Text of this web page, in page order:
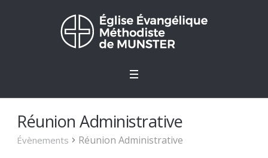
Réunion Administrative
Évènements Réunion Administrative